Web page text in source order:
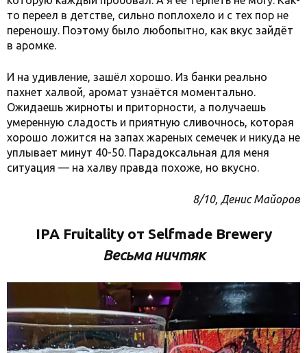
то переел в детстве, сильно поплохело и с тех пор не
переношу. Поэтому было любопытно, как вкус зайдёт
в аромке.
И на удивление, зашёл хорошо. Из банки реально
пахнет халвой, аромат узнаётся моментально.
Ожидаешь жирноты и приторности, а получаешь
умеренную сладость и приятную сливочнось, которая
хорошо ложится на запах жареных семечек и никуда не
уплывает минут 40-50. Парадоксальная для меня
ситуация — на халву правда похоже, но вкусно.
8/10, Денис Майоров
IPA Fruitality от Selfmade Brewery
Весьма ничтяк